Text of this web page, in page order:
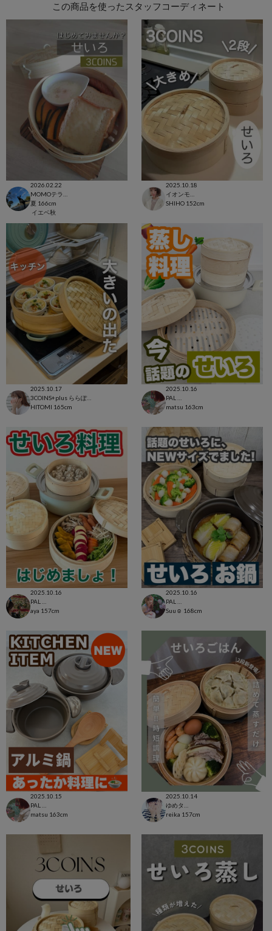
この商品を使ったスタッフコーディネート
2026.02.22
夏 166cm
イエベ秋
2025.10.18
SHIHO 152cm
2025.10.17
HITOMI 165cm
2025.10.16
matsu 163cm
2025.10.16
aya 157cm
2025.10.16
Suu☺︎ 168cm
2025.10.15
matsu 163cm
2025.10.14
reika 157cm